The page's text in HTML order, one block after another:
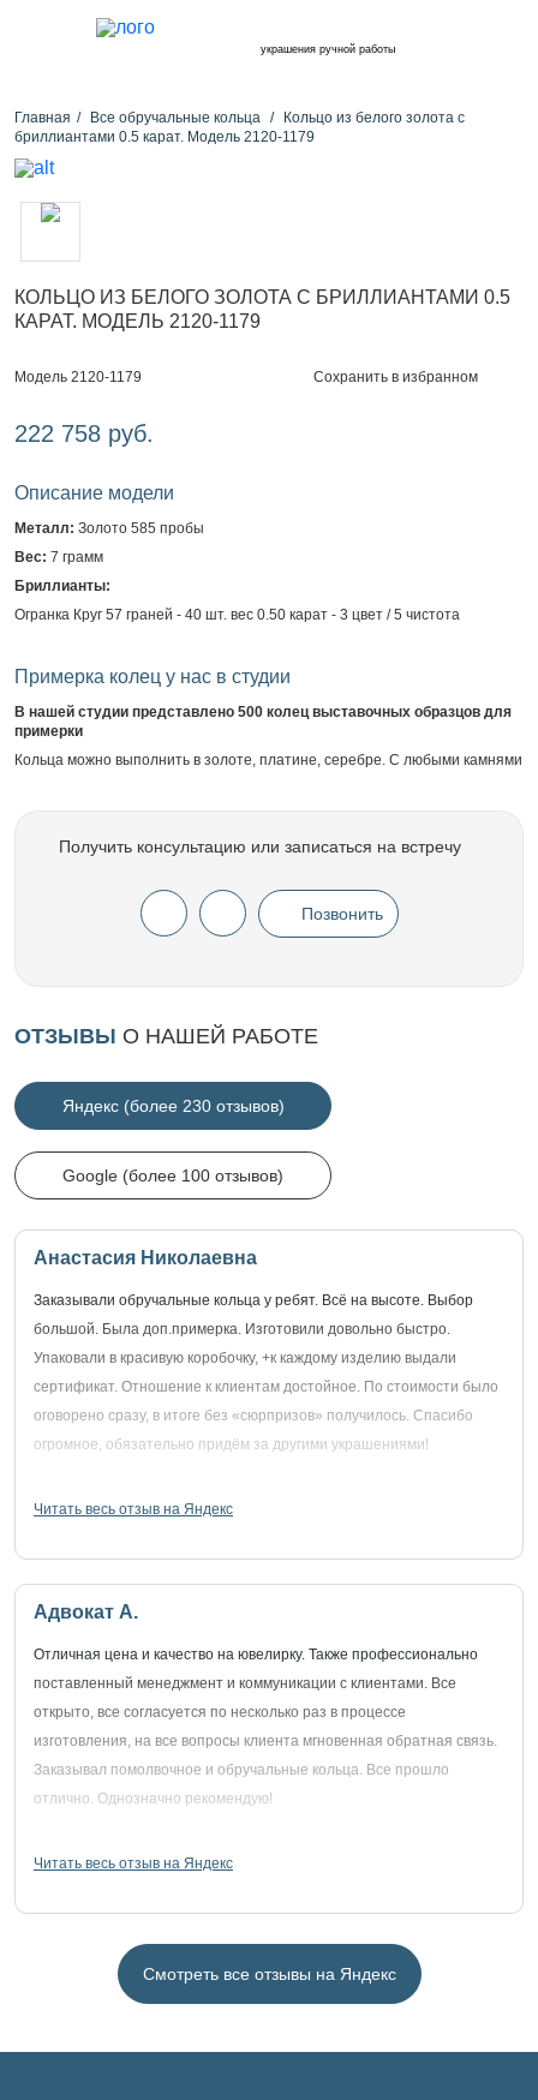
украшения ручной работы
Главная Все обручальные кольца
Кольцо из белого золота с
бриллиантами 0.5 карат. Модель 2120-1179
КОЛЬЦО ИЗ БЕЛОГО ЗОЛОТА С БРИЛЛИАНТАМИ 0.5
КАРАТ. МОДЕЛЬ 2120-1179
Модель 2120-1179 Сохранить в избранном
222 758 руб.
Описание модели
Металл: Золото 585 пробы
Вес: 7 грамм
Бриллианты:
Огранка Круг 57 граней - 40 шт. вес 0.50 карат - 3 цвет / 5 чистота
Примерка колец у нас в студии
В нашей студии представлено 500 колец выставочных образцов для
примерки
Кольца можно выполнить в золоте, платине, серебре. С любыми камнями
Получить консультацию или записаться на встречу
Позвонить
ОТЗЫВЫ О НАШЕЙ РАБОТЕ
Яндекс (более 230 отзывов)
Google (более 100 отзывов)
Анастасия Николаевна
Заказывали обручальные кольца у ребят. Всё на высоте. Выбор
большой. Была доп.примерка. Изготовили довольно быстро.
Упаковали в красивую коробочку, +к каждому изделию выдали
сертификат. Отношение к клиентам достойное. По стоимости было
оговорено сразу, в итоге без «сюрпризов» получилось. Спасибо
огромное, обязательно придём за другими украшениями!
Читать весь отзыв на Яндекс
Адвокат А.
Отличная цена и качество на ювелирку. Также профессионально
поставленный менеджмент и коммуникации с клиентами. Все
открыто, все согласуется по несколько раз в процессе
изготовления, на все вопросы клиента мгновенная обратная связь.
Заказывал помолвочное и обручальные кольца. Все прошло
отлично. Однозначно рекомендую!
Читать весь отзыв на Яндекс
Смотреть все отзывы на Яндекс